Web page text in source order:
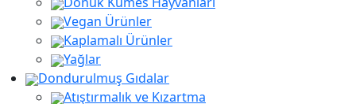
Vegan Ürünler
Kaplamalı Ürünler
Yağlar
Dondurulmuş Gıdalar
Atıştırmalık ve Kızartma